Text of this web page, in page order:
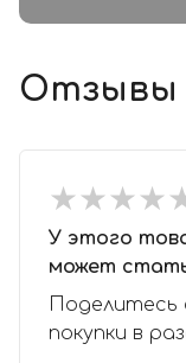
Отзывы
★★★★
★★★★
У этого
может
Поделитесь
покупки в